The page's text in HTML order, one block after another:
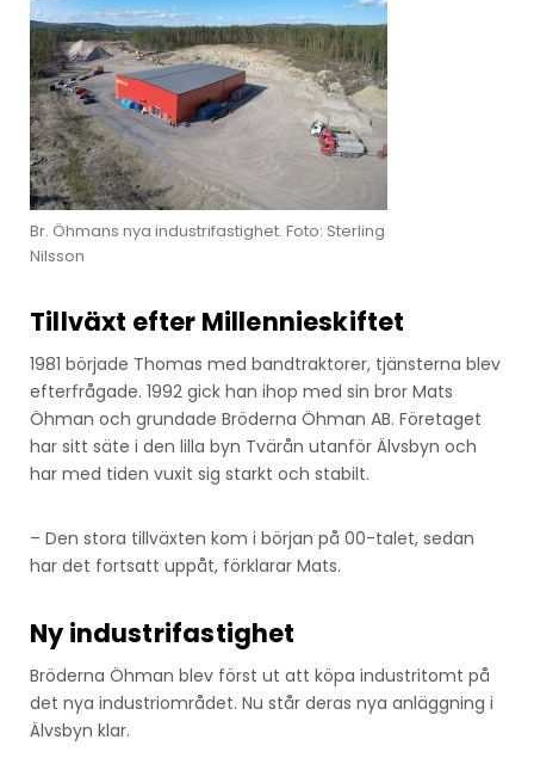
Br. Öhmans nya industrifastighet. Foto: Sterling
Nilsson
Tillväxt efter Millennieskiftet
1981 började Thomas med bandtraktorer, tjänsterna blev
efterfrågade. 1992 gick han ihop med sin bror Mats
Öhman och grundade Bröderna Öhman AB. Företaget
har sitt säte i den lilla byn Tvärån utanför Älvsbyn och
har med tiden vuxit sig starkt och stabilt.
– Den stora tillväxten kom i början på 00-talet, sedan
har det fortsatt uppåt, förklarar Mats.
Ny industrifastighet
Bröderna Öhman blev först ut att köpa industritomt på
det nya industriområdet. Nu står deras nya anläggning i
Älvsbyn klar.